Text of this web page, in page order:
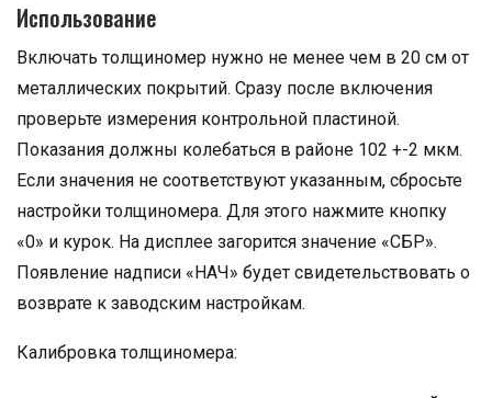
Использование
Включать толщиномер нужно не менее чем в 20 см от
металлических покрытий. Сразу после включения
проверьте измерения контрольной пластиной.
Показания должны колебаться в районе 102 +-2 мкм.
Если значения не соответствуют указанным, сбросьте
настройки толщиномера. Для этого нажмите кнопку
«0» и курок. На дисплее загорится значение «СБР».
Появление надписи «НАЧ» будет свидетельствовать о
возврате к заводским настройкам.
Калибровка толщиномера: